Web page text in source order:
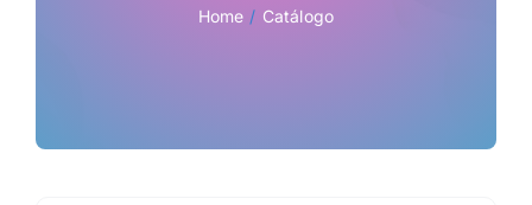
Home Catálogo